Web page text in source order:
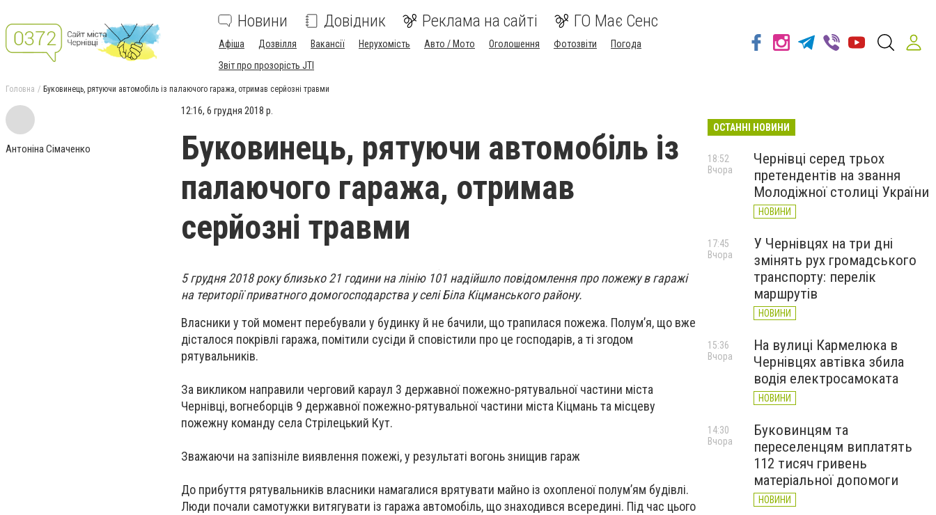
Новини Довідник Реклама на сайті ГО Має Сенс
Афіша Дозвілля Вакансії Нерухомість Авто / Мото Оголошення Фотозвіти
Погода
Звіт про прозорість JTI
Головна Буковинець, рятуючи автомобіль із палаючого гаража, отримав серйозні травми
Антоніна Сімаченко
12:16, 6 грудня 2018 р.
Буковинець, рятуючи автомобіль із
палаючого гаража, отримав
серйозні травми
5 грудня 2018 року близько 21 години на лінію 101 надійшло повідомлення про пожежу в гаражі
на території приватного домогосподарства у селі Біла Кіцманського району.
Власники у той момент перебували у будинку й не бачили, що трапилася пожежа. Полум’я, що вже
дісталося покрівлі гаража, помітили сусіди й сповістили про це господарів, а ті згодом
рятувальників.
За викликом направили черговий караул 3 державної пожежно-рятувальної частини міста
Чернівці, вогнеборців 9 державної пожежно-рятувальної частини міста Кіцмань та місцеву
пожежну команду села Стрілецький Кут.
Зважаючи на запізніле виявлення пожежі, у результаті вогонь знищив гараж
До прибуття рятувальників власники намагалися врятувати майно із охопленої полум’ям будівлі.
Люди почали самотужки витягувати із гаража автомобіль, що знаходився всередині. Під час цього
ОСТАННІ НОВИНИ
Чернівці серед трьох
претендентів на звання
Молодіжної столиці України
НОВИНИ
18:52
Вчора
У Чернівцях на три дні
змінять рух громадського
транспорту: перелік
маршрутів
НОВИНИ
17:45
Вчора
На вулиці Кармелюка в
Чернівцях автівка збила
водія електросамоката
НОВИНИ
15:36
Вчора
Буковинцям та
переселенцям виплатять
112 тисяч гривень
матеріальної допомоги
НОВИНИ
14:30
Вчора